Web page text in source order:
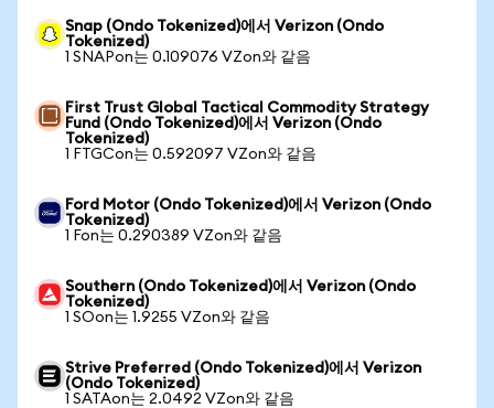
Snap (Ondo Tokenized)에서 Verizon (Ondo
Tokenized)
1 SNAPon는 0.109076 VZon와 같음
First Trust Global Tactical Commodity Strategy
Fund (Ondo Tokenized)에서 Verizon (Ondo
Tokenized)
1 FTGCon는 0.592097 VZon와 같음
Ford Motor (Ondo Tokenized)에서 Verizon (Ondo
Tokenized)
1 Fon는 0.290389 VZon와 같음
Southern (Ondo Tokenized)에서 Verizon (Ondo
Tokenized)
1 SOon는 1.9255 VZon와 같음
Strive Preferred (Ondo Tokenized)에서 Verizon
(Ondo Tokenized)
1 SATAon는 2.0492 VZon와 같음